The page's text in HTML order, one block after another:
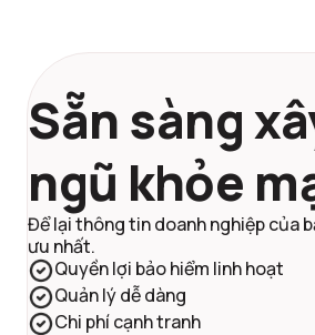
Sẵn sàng
ngũ khỏe
Để lại thông tin doanh nghiệp của
ưu nhất.
Quyền lợi bảo hiểm linh hoạt
Quản lý dễ dàng
Chi phí cạnh tranh